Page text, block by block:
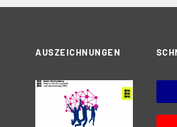
AUSZEICHNUNGEN